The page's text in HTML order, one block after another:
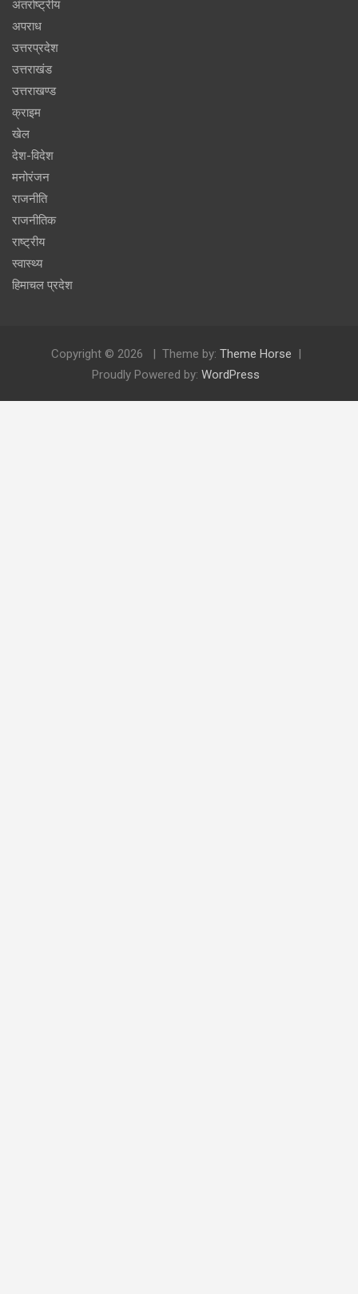
अंतर्राष्ट्रीय
अपराध
उत्तरप्रदेश
उत्तराखंड
उत्तराखण्ड
क्राइम
खेल
देश-विदेश
मनोरंजन
राजनीति
राजनीतिक
राष्ट्रीय
स्वास्थ्य
हिमाचल प्रदेश
Copyright © 2026 Theme by: Theme Horse
Proudly Powered by: WordPress